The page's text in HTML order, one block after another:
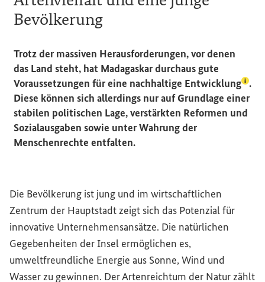
Bevölkerung
Trotz der massiven Herausforderungen, vor denen
das Land steht, hat Madagaskar durchaus gute
Voraussetzungen für eine nachhaltige Entwicklung .
Diese können sich allerdings nur auf Grundlage einer
stabilen politischen Lage, verstärkten Reformen und
Sozialausgaben sowie unter Wahrung der
Menschenrechte entfalten.
Die Bevölkerung ist jung und im wirtschaftlichen
Zentrum der Hauptstadt zeigt sich das Potenzial für
innovative Unternehmensansätze. Die natürlichen
Gegebenheiten der Insel ermöglichen es,
umweltfreundliche Energie aus Sonne, Wind und
Wasser zu gewinnen. Der Artenreichtum der Natur zählt